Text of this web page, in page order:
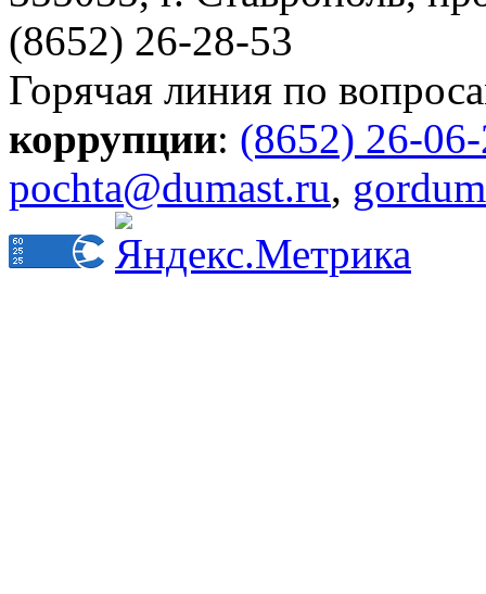
(8652) 26-28-53
Горячая линия по
коррупции: (8652) 26-
pochta@dumast.ru,